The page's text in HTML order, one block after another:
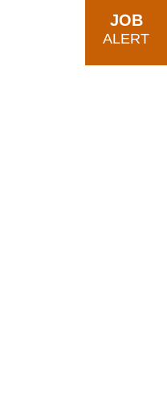
JOB
ALERT